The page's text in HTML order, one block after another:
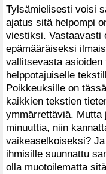
Tylsämielisesti voisi
ajatus sitä helpompi
viestiksi. Vastaavasti
epämääräiseksi
vallitsevasta
helppotajuiselle
Poikkeuksille on
kaikkien tekstien
ymmärrettäviä. Mutta
minuuttia, niin
vaikeaselkoiseksi?
ihmisille suunnattu
olla muotoilematta